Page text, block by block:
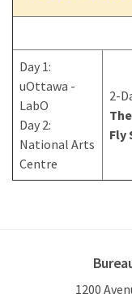
Day 1:
uOttawa -
LabO
Day 2:
National Arts
Centre
2-
Fly
1200